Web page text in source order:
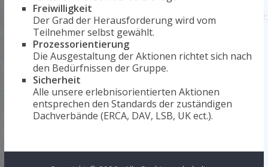
Freiwilligkeit
Der Grad der Herausforderung wird vom
Teilnehmer selbst gewählt.
Prozessorientierung
Die Ausgestaltung der Aktionen richtet sich nach
den Bedürfnissen der Gruppe.
Sicherheit
Alle unsere erlebnisorientierten Aktionen
entsprechen den Standards der zuständigen
Dachverbände (ERCA, DAV, LSB, UK ect.).